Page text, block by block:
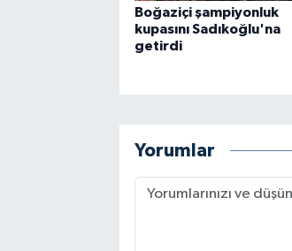
Boğaziçi şampiyonluk
kupasını Sadıkoğlu'na
getirdi
Yorumlar